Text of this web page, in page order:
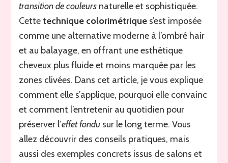
transition de couleurs naturelle et sophistiquée.
Cettetechnique colorimétrique s’est imposée
comme une alternative moderne à l’ombré hair
et au balayage, en offrant une esthétique
cheveux plus fluide et moins marquée par les
zones clivées. Dans cet article, je vous explique
comment elle s’applique, pourquoi elle convainc
et comment l’entretenir au quotidien pour
préserver l’effet fondu sur le long terme. Vous
allez découvrir des conseils pratiques, mais
aussi des exemples concrets issus de salons et